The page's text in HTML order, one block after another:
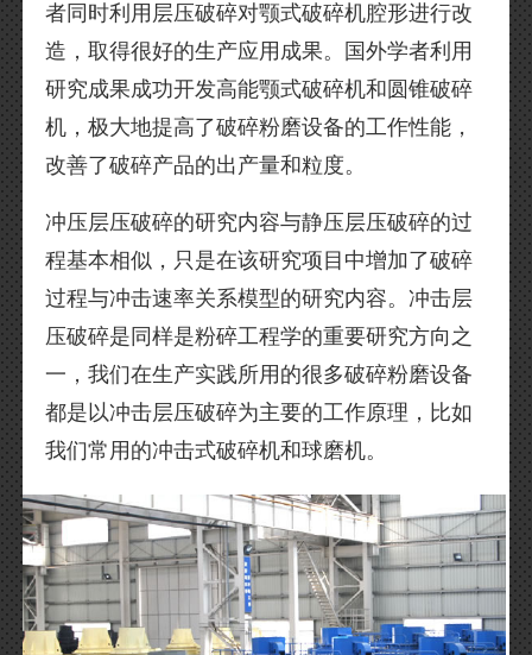
者同时利用层压破碎对颚式破碎机腔形进行改
造，取得很好的生产应用成果。国外学者利用
研究成果成功开发高能颚式破碎机和圆锥破碎
机，极大地提高了破碎粉磨设备的工作性能，
改善了破碎产品的出产量和粒度。
冲压层压破碎的研究内容与静压层压破碎的过
程基本相似，只是在该研究项目中增加了破碎
过程与冲击速率关系模型的研究内容。冲击层
压破碎是同样是粉碎工程学的重要研究方向之
一，我们在生产实践所用的很多破碎粉磨设备
都是以冲击层压破碎为主要的工作原理，比如
我们常用的冲击式破碎机和球磨机。